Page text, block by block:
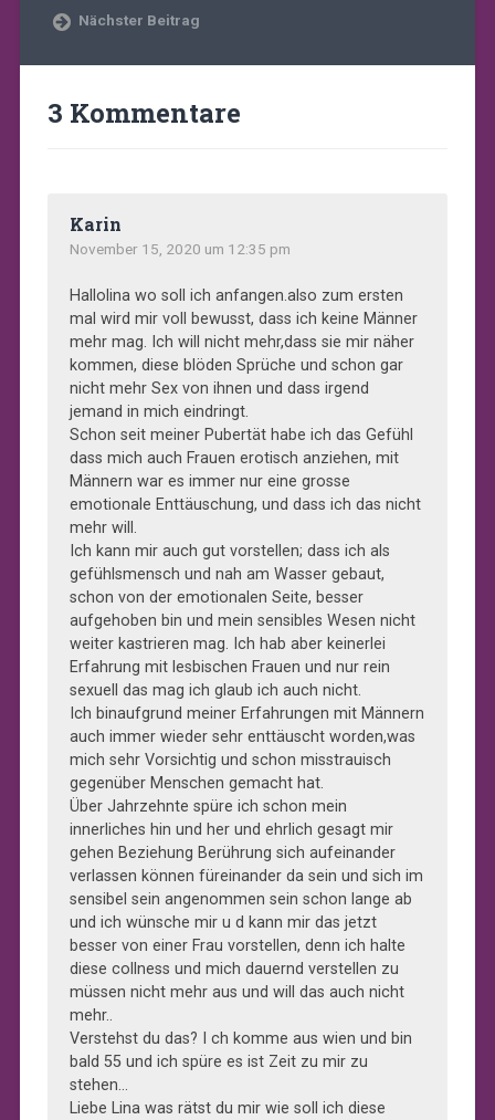
Nächster Beitrag
3 Kommentare
Karin
November 15, 2020 um 12:35 pm
Hallolina wo soll ich anfangen.also zum ersten
mal wird mir voll bewusst, dass ich keine Männer
mehr mag. Ich will nicht mehr,dass sie mir näher
kommen, diese blöden Sprüche und schon gar
nicht mehr Sex von ihnen und dass irgend
jemand in mich eindringt.
Schon seit meiner Pubertät habe ich das Gefühl
dass mich auch Frauen erotisch anziehen, mit
Männern war es immer nur eine grosse
emotionale Enttäuschung, und dass ich das nicht
mehr will.
Ich kann mir auch gut vorstellen; dass ich als
gefühlsmensch und nah am Wasser gebaut,
schon von der emotionalen Seite, besser
aufgehoben bin und mein sensibles Wesen nicht
weiter kastrieren mag. Ich hab aber keinerlei
Erfahrung mit lesbischen Frauen und nur rein
sexuell das mag ich glaub ich auch nicht.
Ich binaufgrund meiner Erfahrungen mit Männern
auch immer wieder sehr enttäuscht worden,was
mich sehr Vorsichtig und schon misstrauisch
gegenüber Menschen gemacht hat.
Über Jahrzehnte spüre ich schon mein
innerliches hin und her und ehrlich gesagt mir
gehen Beziehung Berührung sich aufeinander
verlassen können füreinander da sein und sich im
sensibel sein angenommen sein schon lange ab
und ich wünsche mir u d kann mir das jetzt
besser von einer Frau vorstellen, denn ich halte
diese collness und mich dauernd verstellen zu
müssen nicht mehr aus und will das auch nicht
mehr..
Verstehst du das? I ch komme aus wien und bin
bald 55 und ich spüre es ist Zeit zu mir zu
stehen…
Liebe Lina was rätst du mir wie soll ich diese